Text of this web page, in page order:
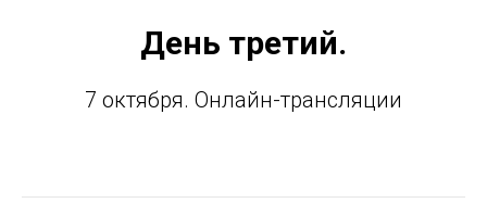
День третий.
7 октября. Онлайн-трансляции